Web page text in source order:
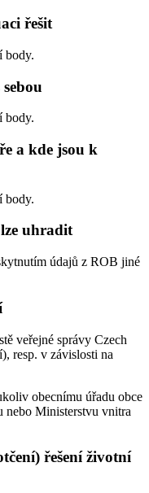
řešit
body.
body.
a kde jsou k
body.
uhradit
údajů z ROB jiné
veřejné správy Czech
resp. v závislosti na
obecnímu úřadu obce
nebo Ministerstvu vnitra
řešení životní